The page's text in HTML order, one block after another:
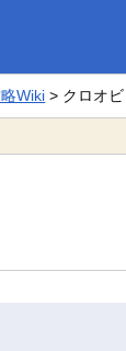
Wiki > クロオビ